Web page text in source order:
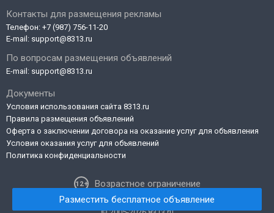
Контакты для размещения рекламы
Телефон: +7 (987) 756-11-20
E-mail: support@8313.ru
По вопросам размещения объявлений
E-mail: support@8313.ru
Документы
Условия использования сайта 8313.ru
Правила размещения объявлений
Оферта о заключении договора на оказание услуг для объявления
Условия оказания услуг для объявлений
Политика конфиденциальности
Возрастное ограничение
Разместить бесплатное объявление